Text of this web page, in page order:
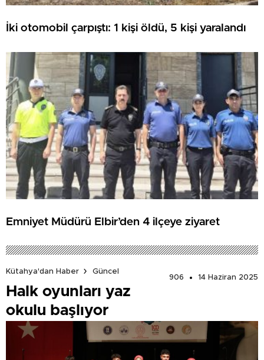
İki otomobil çarpıştı: 1 kişi öldü, 5 kişi yaralandı
Emniyet Müdürü Elbir’den 4 ilçeye ziyaret
Kütahya'dan Haber
Güncel
906
14 Haziran 2025
Halk oyunları yaz
okulu başlıyor